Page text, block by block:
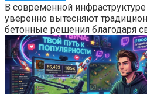
В современной
уверенно вытесняют
бетонные решения благодаря